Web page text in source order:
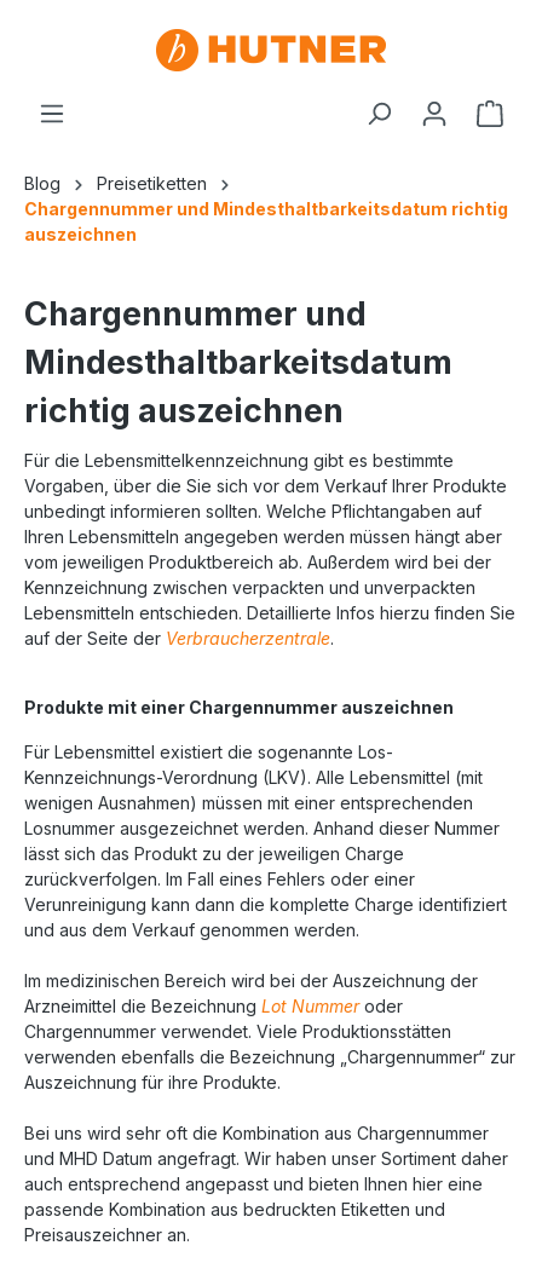
Blog
Preisetiketten
Chargennummer und Mindesthaltbarkeitsdatum richtig
auszeichnen
Chargennummer und
Mindesthaltbarkeitsdatum
richtig auszeichnen
Für die Lebensmittelkennzeichnung gibt es bestimmte
Vorgaben, über die Sie sich vor dem Verkauf Ihrer Produkte
unbedingt informieren sollten. Welche Pflichtangaben auf
Ihren Lebensmitteln angegeben werden müssen hängt aber
vom jeweiligen Produktbereich ab. Außerdem wird bei der
Kennzeichnung zwischen verpackten und unverpackten
Lebensmitteln entschieden. Detaillierte Infos hierzu finden Sie
auf der Seite der Verbraucherzentrale.
Produkte mit einer Chargennummer auszeichnen
Für Lebensmittel existiert die sogenannte Los-
Kennzeichnungs-Verordnung (LKV). Alle Lebensmittel (mit
wenigen Ausnahmen) müssen mit einer entsprechenden
Losnummer ausgezeichnet werden. Anhand dieser Nummer
lässt sich das Produkt zu der jeweiligen Charge
zurückverfolgen. Im Fall eines Fehlers oder einer
Verunreinigung kann dann die komplette Charge identifiziert
und aus dem Verkauf genommen werden.
Im medizinischen Bereich wird bei der Auszeichnung der
Arzneimittel die Bezeichnung Lot Nummeroder
Chargennummer verwendet. Viele Produktionsstätten
verwenden ebenfalls die Bezeichnung „Chargennummer“ zur
Auszeichnung für ihre Produkte.
Bei uns wird sehr oft die Kombination aus Chargennummer
und MHD Datum angefragt. Wir haben unser Sortiment daher
auch entsprechend angepasst und bieten Ihnen hier eine
passende Kombination aus bedruckten Etiketten und
Preisauszeichner an.